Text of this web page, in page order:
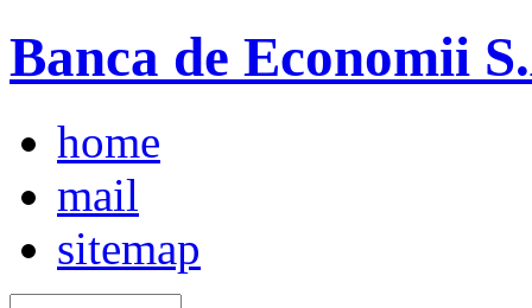
Banca de Economii
home
mail
sitemap